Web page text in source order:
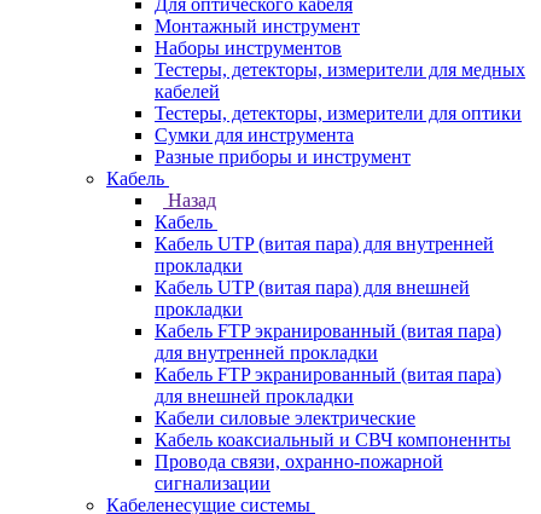
Для оптического кабеля
Монтажный инструмент
Наборы инструментов
Тестеры, детекторы, измерители для медных
кабелей
Тестеры, детекторы, измерители для оптики
Сумки для инструмента
Разные приборы и инструмент
Кабель
Назад
Кабель
Кабель UTP (витая пара) для внутренней
прокладки
Кабель UTP (витая пара) для внешней
прокладки
Кабель FTP экранированный (витая пара)
для внутренней прокладки
Кабель FTP экранированный (витая пара)
для внешней прокладки
Кабели силовые электрические
Кабель коаксиальный и СВЧ компоненнты
Провода связи, охранно-пожарной
сигнализации
Кабеленесущие системы